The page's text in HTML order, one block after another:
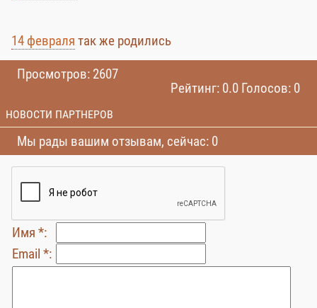
14 февраля так же родились
Просмотров: 2607
Рейтинг: 0.0 Голосов: 0
НОВОСТИ ПАРТНЕРОВ
Мы рады вашим отзывам, сейчас: 0
Имя *:
Email *: